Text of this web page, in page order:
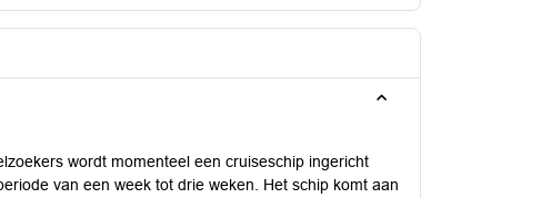
wordt momenteel een cruiseschip ingericht
van een week tot drie weken. Het schip komt aan